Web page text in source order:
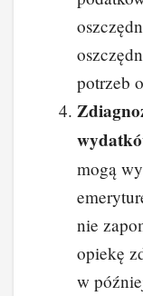
potrzeb
mogą
nie
opiekę
w